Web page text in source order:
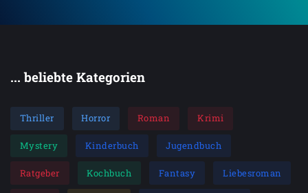
... beliebte Kategorien
Thriller Horror Roman Krimi
Mystery Kinderbuch Jugendbuch
Ratgeber Kochbuch Fantasy Liebesroman